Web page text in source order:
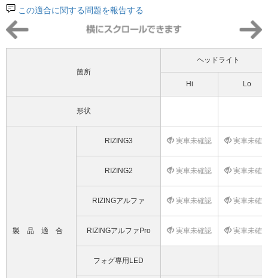
この適合に関する問題を報告する
箇所
ヘッドライト
Hi Lo
形状
製品適合
RIZING3 実車未確認 実車未確
RIZING2 実車未確認 実車未確
RIZINGアルファ 実車未確認 実車未確
RIZINGアルファPro 実車未確認 実車未確
フォグ専用LED